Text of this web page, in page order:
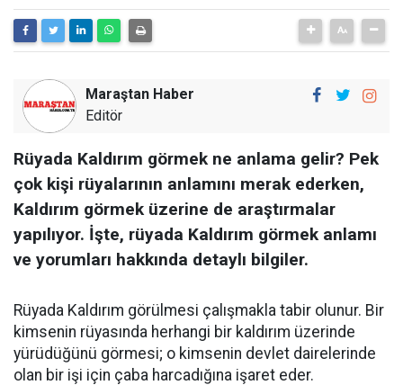
Maraştan Haber
Editör
Rüyada Kaldırım görmek ne anlama gelir? Pek
çok kişi rüyalarının anlamını merak ederken,
Kaldırım görmek üzerine de araştırmalar
yapılıyor. İşte, rüyada Kaldırım görmek anlamı
ve yorumları hakkında detaylı bilgiler.
Rüyada Kaldırım görülmesi çalışmakla tabir olunur. Bir
kimsenin rüyasında herhangi bir kaldırım üzerinde
yürüdüğünü görmesi; o kimsenin devlet dairelerinde
olan bir işi için çaba harcadığına işaret eder.